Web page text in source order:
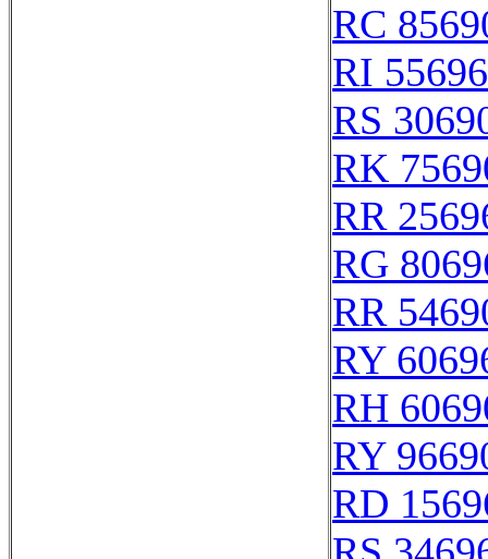
RC
RI 55696
RS
RK
RR
RG
RR
RY
RH
RY
RD